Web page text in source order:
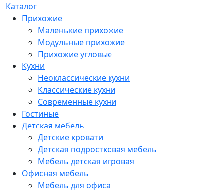
Каталог
Прихожие
Маленькие прихожие
Модульные прихожие
Прихожие угловые
Кухни
Неоклассические кухни
Классические кухни
Современные кухни
Гостиные
Детская мебель
Детские кровати
Детская подростковая мебель
Мебель детская игровая
Офисная мебель
Мебель для офиса